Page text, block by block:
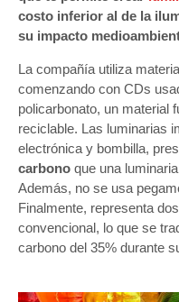
costo inferior al de la
su impacto
La compañía utiliza
comenzando con CDs
policarbonato, un material
reciclable. Las luminarias
electrónica y bombilla,
carbono que una
Además, no se usa
Finalmente, representa
convencional, lo que se
carbono del 35% durante